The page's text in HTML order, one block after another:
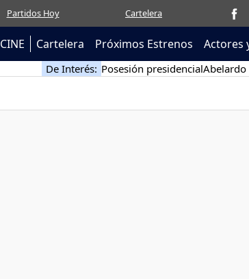
Partidos Hoy Cartelera
CINE Cartelera Próximos Estrenos Actores
De Interés: Posesión presidencialAbelardo